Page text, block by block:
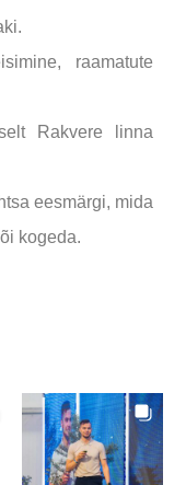
raamatute
Rakvere linna
eesmärgi, mida
kogeda.